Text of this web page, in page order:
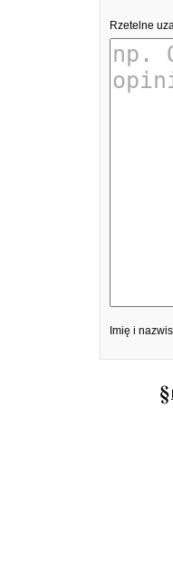
Rzetelne
Imię i